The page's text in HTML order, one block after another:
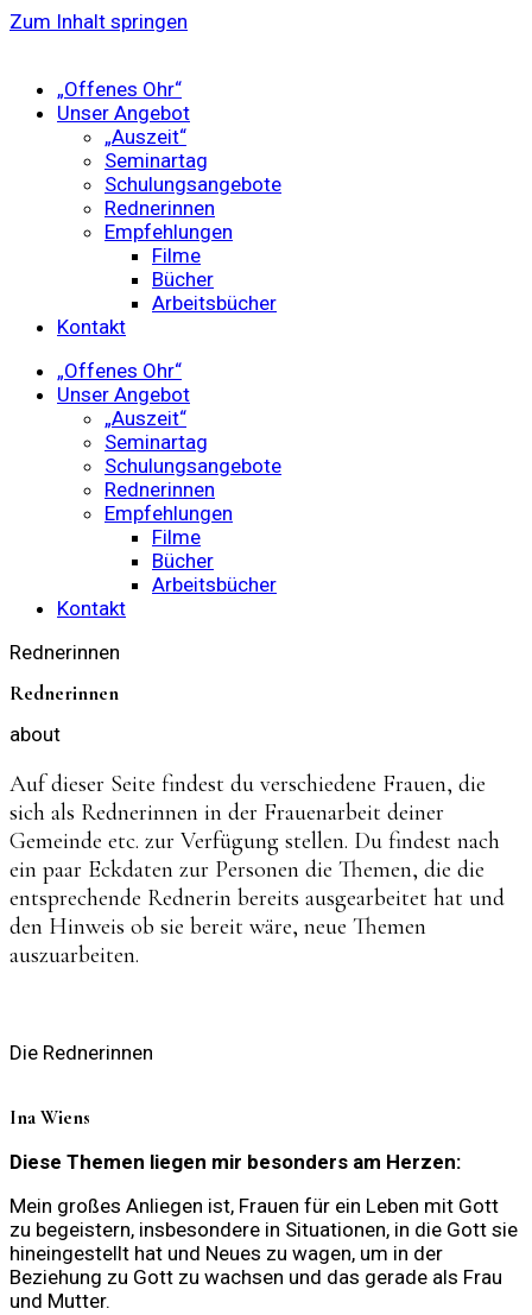
Zum Inhalt springen
„Offenes Ohr“
Unser Angebot
„Auszeit“
Seminartag
Schulungsangebote
Rednerinnen
Empfehlungen
Filme
Bücher
Arbeitsbücher
Kontakt
„Offenes Ohr“
Unser Angebot
„Auszeit“
Seminartag
Schulungsangebote
Rednerinnen
Empfehlungen
Filme
Bücher
Arbeitsbücher
Kontakt
Rednerinnen
Rednerinnen
about
Auf dieser Seite findest du verschiedene Frauen, die
sich als Rednerinnen in der Frauenarbeit deiner
Gemeinde etc. zur Verfügung stellen. Du findest nach
ein paar Eckdaten zur Personen die Themen, die die
entsprechende Rednerin bereits ausgearbeitet hat und
den Hinweis ob sie bereit wäre, neue Themen
auszuarbeiten.
Die Rednerinnen
Ina Wiens
Diese Themen liegen mir besonders am Herzen:
Mein großes Anliegen ist, Frauen für ein Leben mit Gott
zu begeistern, insbesondere in Situationen, in die Gott sie
hineingestellt hat und Neues zu wagen, um in der
Beziehung zu Gott zu wachsen und das gerade als Frau
und Mutter.